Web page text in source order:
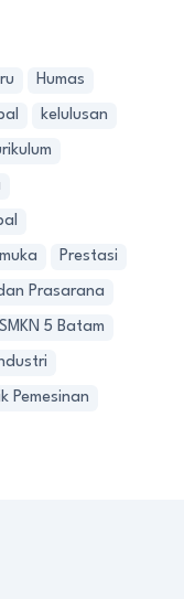
Humas
kelulusan
Prestasi
Prasarana
SMKN 5 Batam
Pemesinan